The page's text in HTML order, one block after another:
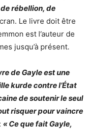
rébellion, de
Le livre doit être
est l’auteur de
jusqu’à présent.
de Gayle est une
kurde contre l’État
de soutenir le seul
risquer pour vaincre
« Ce que fait Gayle,